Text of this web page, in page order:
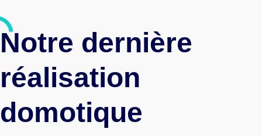
Notre dernière
réalisation
domotique